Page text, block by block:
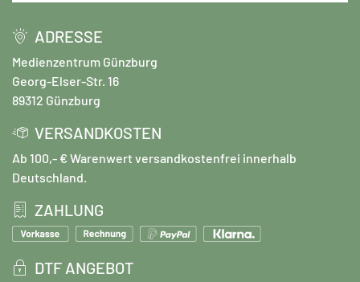
ADRESSE
Medienzentrum Günzburg
Georg-Elser-Str. 16
89312 Günzburg
VERSANDKOSTEN
Ab 100,- € Warenwert versandkostenfrei innerhalb
Deutschland.
ZAHLUNG
DTF ANGEBOT